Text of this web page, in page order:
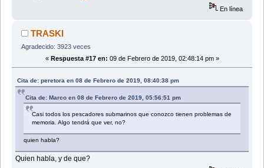
En línea
TRASKI
Agradecido: 3923 veces
« Respuesta #17 en: 09 de Febrero de 2019, 02:48:14 pm »
Cita de: peretora en 08 de Febrero de 2019, 08:40:38 pm
Cita de: Marco en 08 de Febrero de 2019, 05:56:51 pm
Casi todos los pescadores submarinos que conozco tienen problemas de
memoria. Algo tendrá que ver, no?
quien habla?
Quien habla, y de que?